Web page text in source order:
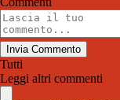
Invia Commento
Tutti
Leggi altri commenti